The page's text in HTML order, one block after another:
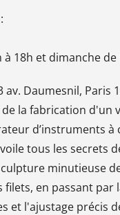
à 18h et dimanche de
av. Daumesnil, Paris
la fabrication d'un
d’instruments à
tous les secrets
minutieuse
filets, en passant par
et l'ajustage précis